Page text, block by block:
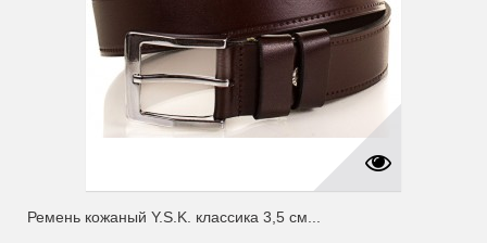
Ремень кожаный Y.S.K. классика 3,5 см...